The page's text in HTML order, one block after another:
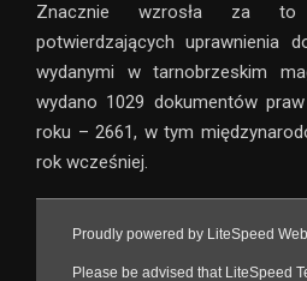
Znacznie wzrosła za to
potwierdzających uprawnienia
wydanymi w tarnobrzeskim
wydano 1029 dokumentów
roku – 2661, w tym
rok wcześniej.